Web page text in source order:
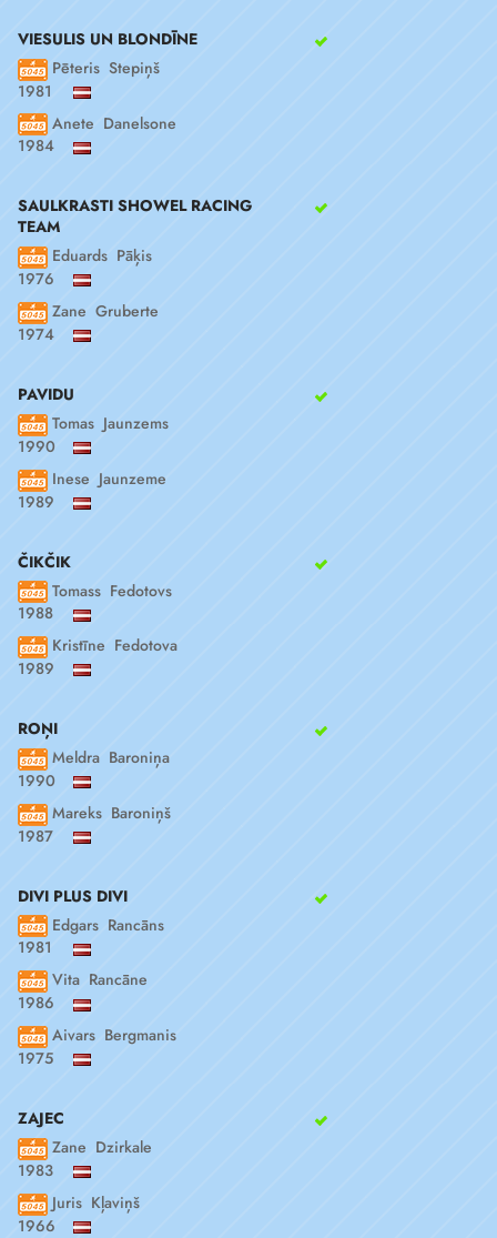
VIESULIS UN BLONDĪNE
Pēteris Stepiņš
1981
Anete Danelsone
1984
SAULKRASTI SHOWEL RACING
TEAM
Eduards Pāķis
1976
Zane Gruberte
1974
PAVIDU
Tomas Jaunzems
1990
Inese Jaunzeme
1989
ČIKČIK
Tomass Fedotovs
1988
Kristīne Fedotova
1989
ROŅI
Meldra Baroniņa
1990
Mareks Baroniņš
1987
DIVI PLUS DIVI
Edgars Rancāns
1981
Vita Rancāne
1986
Aivars Bergmanis
1975
ZAJEC
Zane Dzirkale
1983
Juris Kļaviņš
1966